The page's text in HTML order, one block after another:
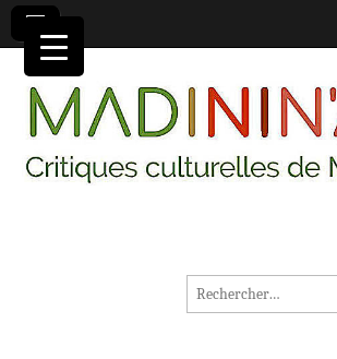
MADININ'ART
Rechercher :